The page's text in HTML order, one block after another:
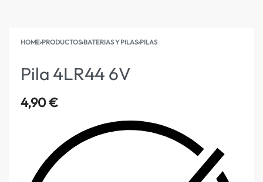
HOME›PRODUCTOS›BATERIAS Y PILAS›PILAS
Pila 4LR44 6V
4,90€